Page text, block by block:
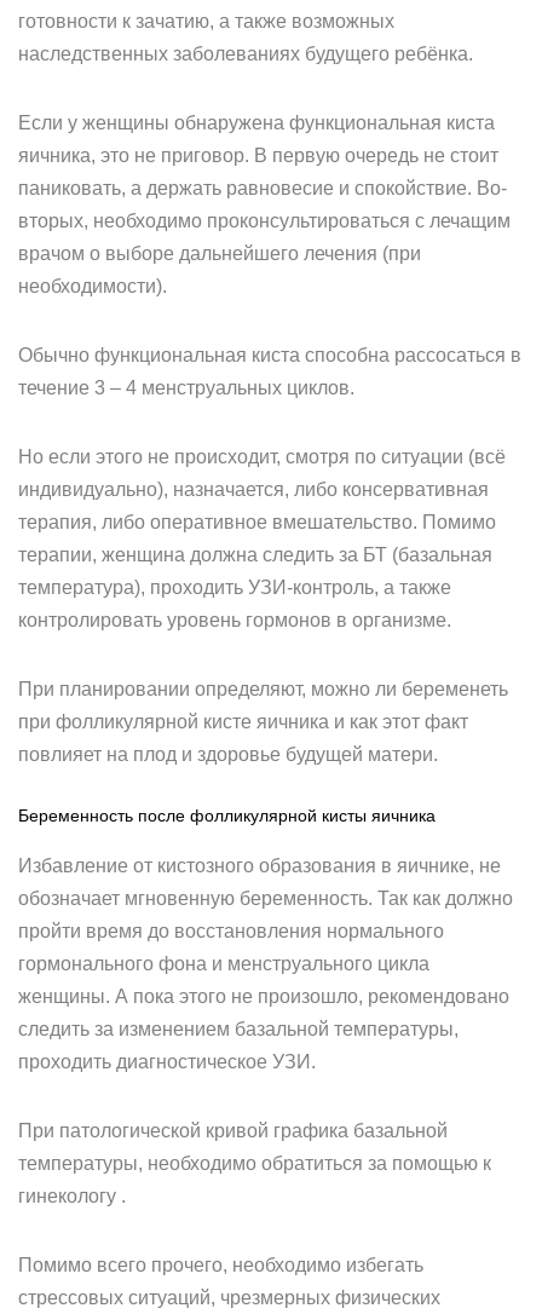
готовности к зачатию, а также возможных
наследственных заболеваниях будущего ребёнка.
Если у женщины обнаружена функциональная киста
яичника, это не приговор. В первую очередь не стоит
паниковать, а держать равновесие и спокойствие. Во-
вторых, необходимо проконсультироваться с лечащим
врачом о выборе дальнейшего лечения (при
необходимости).
Обычно функциональная киста способна рассосаться в
течение 3 – 4 менструальных циклов.
Но если этого не происходит, смотря по ситуации (всё
индивидуально), назначается, либо консервативная
терапия, либо оперативное вмешательство. Помимо
терапии, женщина должна следить за БТ (базальная
температура), проходить УЗИ-контроль, а также
контролировать уровень гормонов в организме.
При планировании определяют, можно ли беременеть
при фолликулярной кисте яичника и как этот факт
повлияет на плод и здоровье будущей матери.
Беременность после фолликулярной кисты яичника
Избавление от кистозного образования в яичнике, не
обозначает мгновенную беременность. Так как должно
пройти время до восстановления нормального
гормонального фона и менструального цикла
женщины. А пока этого не произошло, рекомендовано
следить за изменением базальной температуры,
проходить диагностическое УЗИ.
При патологической кривой графика базальной
температуры, необходимо обратиться за помощью к
гинекологу .
Помимо всего прочего, необходимо избегать
стрессовых ситуаций, чрезмерных физических